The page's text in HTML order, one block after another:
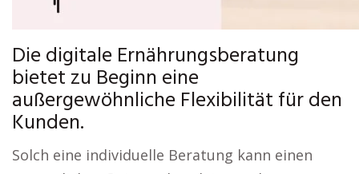
Die digitale Ernährungsberatung
bietet zu Beginn eine
außergewöhnliche Flexibilität für den
Kunden.
Solch eine individuelle Beratung kann einen